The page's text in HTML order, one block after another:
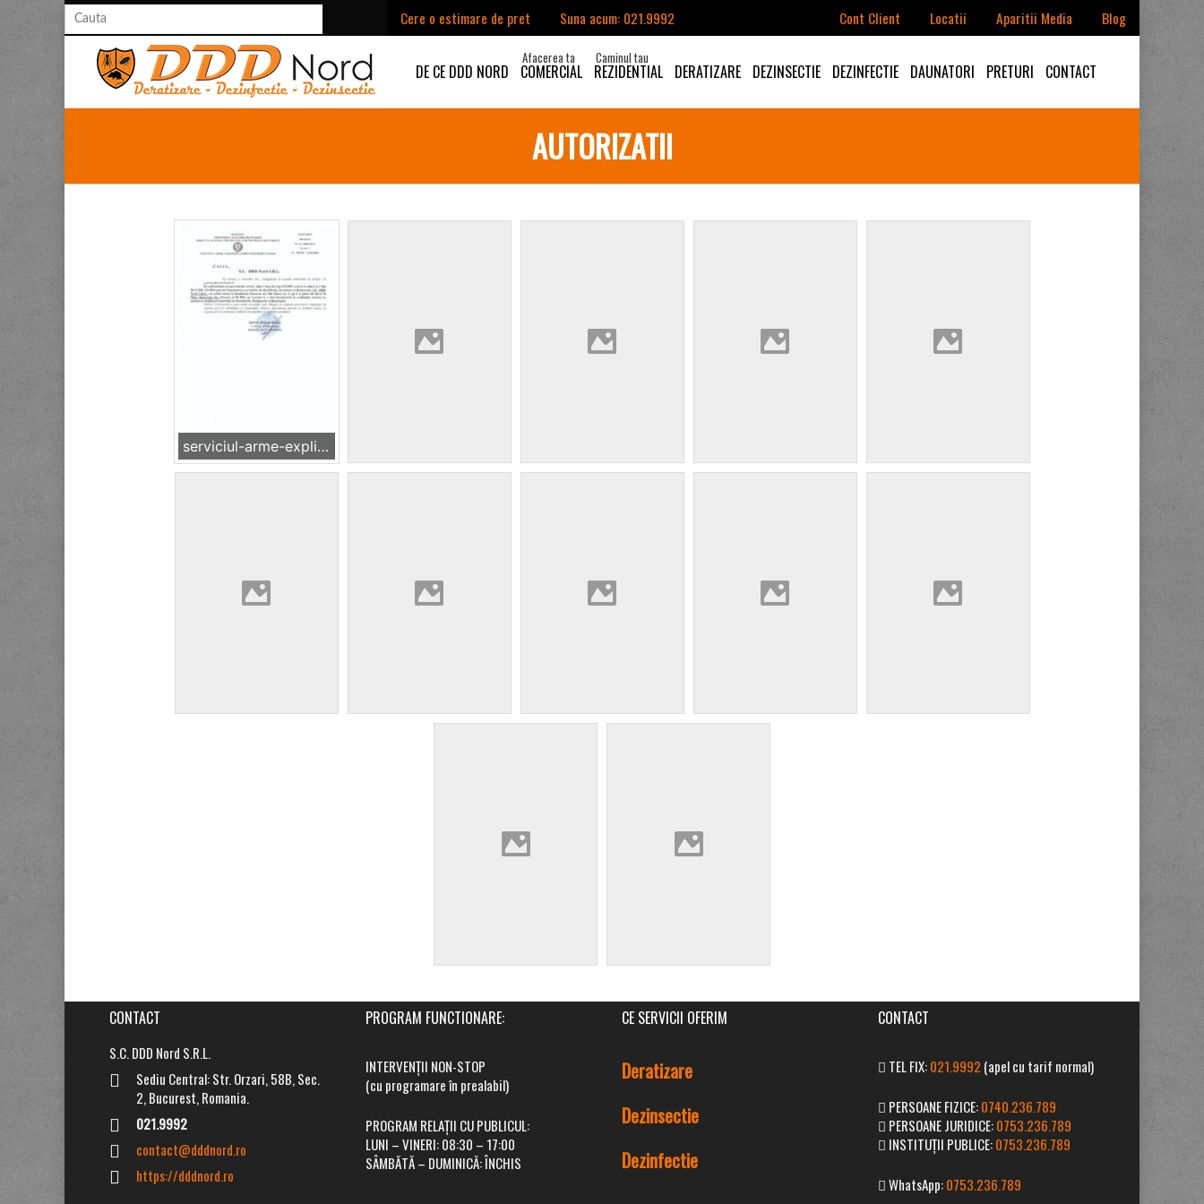
Cere o estimare de pret Suna acum: 021.9992 Cont Client Locatii Aparitii Media Blog
Sună acum la: 021.9992 (tasta 1 - persoane
SUNĂ ACUM LA: 021.9992 (TASTA 1 - PERSOANE FIZICE, TASTA 2 - PERSOANE JURIDICE) CONTACT@DDDNORD.RO PARTENERI
DE CE DDD NORD COMERCIAL REZIDENTIAL DERATIZARE DEZINSECTIE DEZINFECTIE DAUNATORI PRETURI CONTACT
AUTORIZATII
serviciul-arme-explizivi-substante-periculoase-2025
CONTACT
S.C. DDD Nord S.R.L.
Sediu Central: Str. Orzari, 58B, Sec.
2, Bucurest, Romania.
021.9992
contact@dddnord.ro
https://dddnord.ro
PROGRAM FUNCTIONARE:
INTERVENȚII NON-STOP
(cu programare în prealabil)
PROGRAM RELAȚII CU PUBLICUL:
LUNI – VINERI:08:30 – 17:00
SÂMBĂTĂ – DUMINICĂ:ÎNCHIS
CE SERVICII OFERIM
Deratizare
Dezinsectie
Dezinfectie
CONTACT
TEL FIX:021.9992 (apel cu tarif normal)
PERSOANE FIZICE:0740.236.789
PERSOANE JURIDICE:0753.236.789
INSTITUȚII PUBLICE:0753.236.789
WhatsApp:0753.236.789